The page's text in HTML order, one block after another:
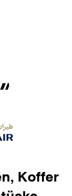
Koffer